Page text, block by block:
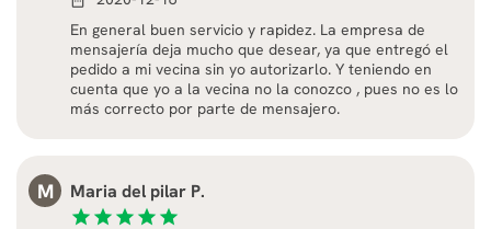
En general buen servicio y rapidez. La empresa de
mensajería deja mucho que desear, ya que entregó el
pedido a mi vecina sin yo autorizarlo. Y teniendo en
cuenta que yo a la vecina no la conozco , pues no es lo
más correcto por parte de mensajero.
M Maria del pilar P.
star star star star star